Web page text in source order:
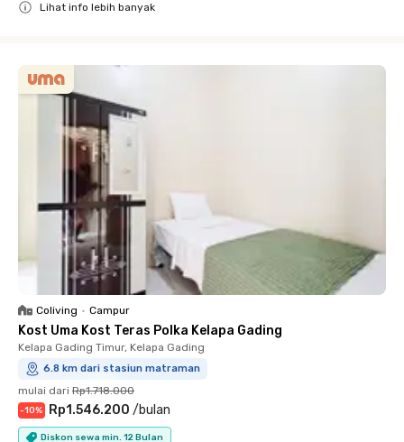
Lihat info lebih banyak
Coliving • Campur
Kost Uma Kost Teras Polka Kelapa Gading
Kelapa Gading Timur, Kelapa Gading
6.8 km dari stasiun matraman
mulai dari Rp1.718.000
-10% Rp1.546.200 /bulan
Diskon sewa min. 12 Bulan